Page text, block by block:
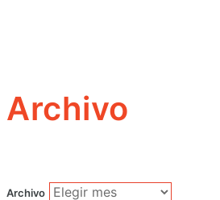
Archivo
Archivo